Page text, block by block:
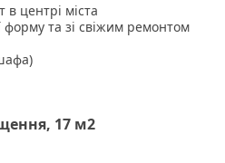
в центрі міста
форму та зі свіжим ремонтом
17 м2